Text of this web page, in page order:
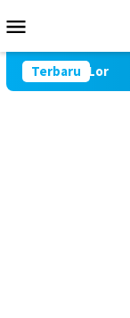
ke
Mobile
Terbaru
Bulu Lor